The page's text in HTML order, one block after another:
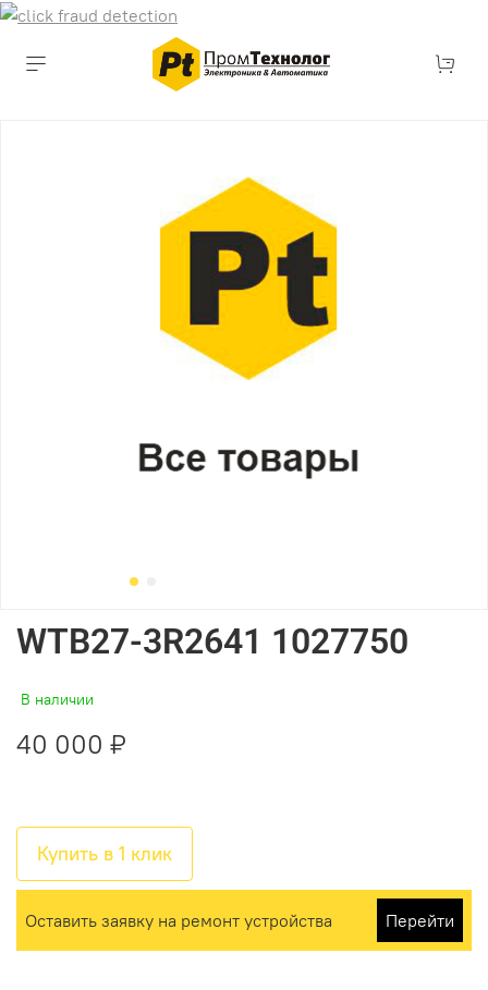
WTB27-3R2641 1027750
В наличии
40 000 ₽
Купить в 1 клик
Оставить заявку на ремонт устройства Перейти